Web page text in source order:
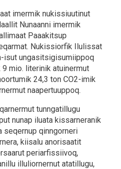
imermik nukissiuutinut
Nunaanni imermik
Paaakitsup
Nukissiorfik Ilulissat
isut ungasitsigisumiippoq
9 mio. literinik atuinermut
24,3 ton CO2-imik
naapertuuppoq.
tunngatillugu
nunap iluata kissarneranik
seqernup qinngorneri
kiisalu anorisaatit
periarfissiivoq,
illuliornernut atatillugu,